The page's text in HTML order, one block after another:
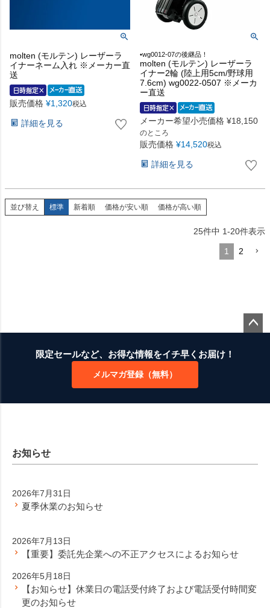
molten (モルテン) レーザーラ
イナーネーム入れ ※メーカー直
送
販売価格 ¥1,320税込
詳細を見る
•wg0012-07の後継品！
molten (モルテン) レーザーラ
イナー2輪 (陸上用5cm/野球用
7.6cm) wg0022-0507 ※メーカ
ー直送
メーカー希望小売価格 ¥18,150
のところ
販売価格 ¥14,520税込
詳細を見る
並び替え 標準 新着順 価格が安い順 価格が高い順
25件中 1-20件表示
1 2
限定セールなど、お得な情報をイチ早くお届け！
メルマガ登録（無料）
お知らせ
2026年7月31日
夏季休業のお知らせ
2026年7月13日
【重要】委託先企業への不正アクセスによるお知らせ
2026年5月18日
【お知らせ】休業日の電話受付終了および電話受付時間変
更のお知らせ